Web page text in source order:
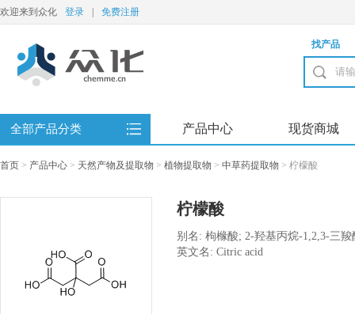
欢迎来到众化 登录 免费注册
找产品
全部产品分类 产品中心 现货商城
首页 > 产品中心 > 天然产物及提取物 > 植物提取物 > 中草药提取物 > 柠檬酸
柠檬酸
别名: 枸橼酸; 2-羟基丙烷-1,2,3-三
酸; 无水柠檬酸
英文名: Citric acid